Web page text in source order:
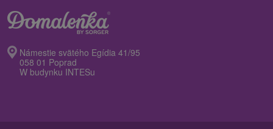
Námestie svätého Egídia 41/95
058 01 Poprad
W budynku INTESu